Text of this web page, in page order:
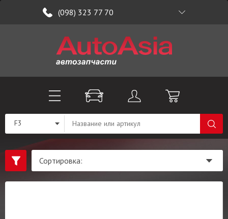
(098) 323 77 70
F3